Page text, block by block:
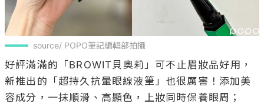
source/ POPO筆記編輯部拍攝
好評滿滿的「BROWIT貝奧莉」可不止眉妝品好用，
新推出的「超持久抗暈眼線液筆」也很厲害！添加美
容成分，一抹順滑、高顯色，上妝同時保養眼周；